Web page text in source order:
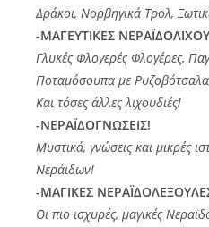
Δράκοι, Νορβηγικά Τρολ,
-ΜΑΓΕΥΤΙΚΕΣ
Γλυκές Φλογερές Φλογέρες,
Ποταμόσουπα με
Και τόσες άλλες λιχουδιές!
-ΝΕΡΑΪΔΟΓΝΩΣΕΙΣ!
Μυστικά, γνώσεις και μικρές
Νεράιδων!
-ΜΑΓΙΚΕΣ
Οι πιο ισχυρές, μαγικές